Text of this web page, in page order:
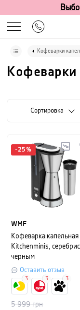
Кофеварки
Cортировка
-25 %
WMF
Кофеварка капельная
Kitchenminis,
черным
Оставить отзыв
5 999грн
3 3 3